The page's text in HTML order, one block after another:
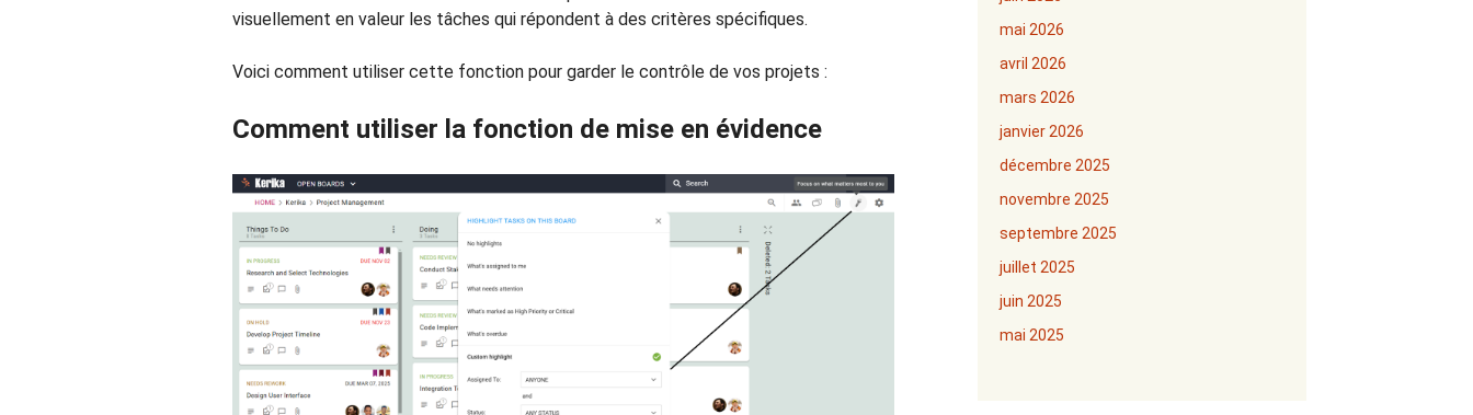
visuellement en valeur les tâches qui répondent à des critères spécifiques.
Voici comment utiliser cette fonction pour garder le contrôle de vos projets :
Comment utiliser la fonction de mise en évidence
mai 2026
avril 2026
mars 2026
janvier 2026
décembre 2025
novembre 2025
septembre 2025
juillet 2025
juin 2025
mai 2025